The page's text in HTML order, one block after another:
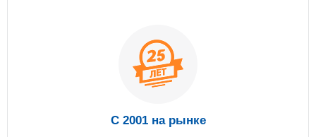
С 2001 на рынке